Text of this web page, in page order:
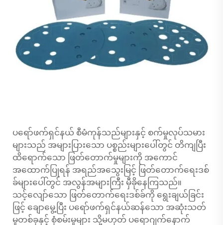
ပရော်ဖက်ရှင်နယ် စီမံကုန်သည်များနှင့် စက်မှုလုပ်သမား
များသည် အများပြားသော ပစ္စည်းများပေါ်တွင် တိကျပြီး
ထိရောက်သော ဖြတ်တောက်မှုများကို အကောင်
အထောက်ပြုရန် အရည်အသွေးမြင့် ဖြတ်တောက်ရေးဒစ်
ခ်များပေါ်တွင် အလွန်အများကြီး မှီခိုနေကြသည်။
သင့်လျော်သော ဖြတ်တောက်ရေးဒစ်ခ်ကို ရွေးချယ်ခြင်း
ဖြင့် ချောမွေ့ပြီး ပရော်ဖက်ရှင်နယ်ဆန်သော အဆုံးသတ်
မှုတစ်ခုနှင့် စုံစမ်းမှုများ သို့မဟုတ် ပရောဂျက်နောက်